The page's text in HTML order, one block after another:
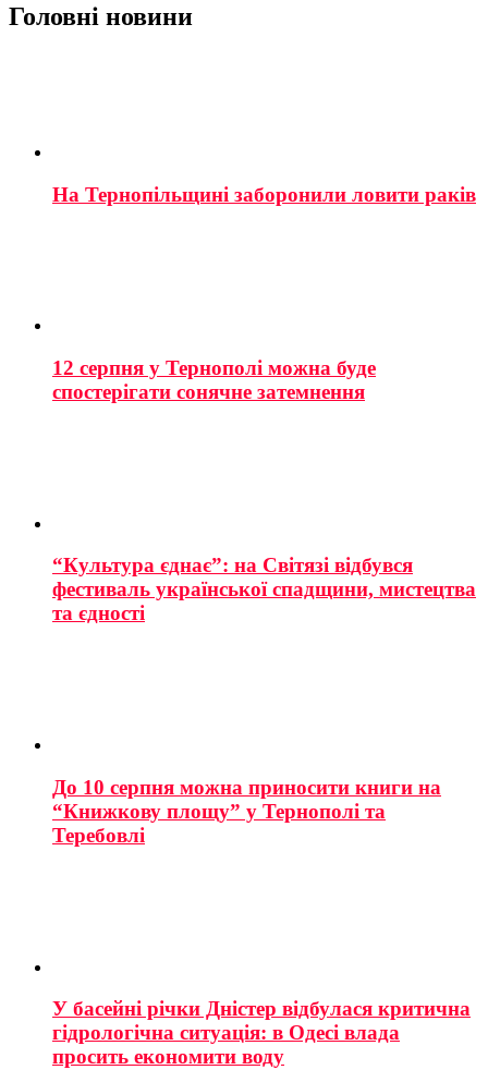
Головні новини
На Тернопільщині заборонили ловити раків
12 серпня у Тернополі можна буде
спостерігати сонячне затемнення
“Культура єднає”: на Світязі відбувся
фестиваль української спадщини, мистецтва
та єдності
До 10 серпня можна приносити книги на
“Книжкову площу” у Тернополі та
Теребовлі
У басейні річки Дністер відбулася критична
гідрологічна ситуація: в Одесі влада
просить економити воду